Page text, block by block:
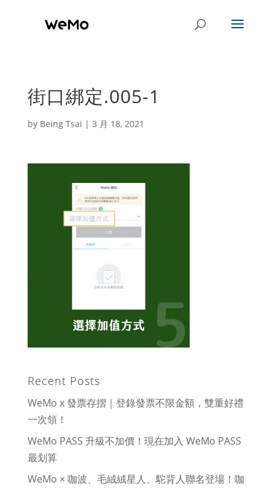
街口綁定.005-1
by Being Tsai | 3 月 18, 2021
Recent Posts
WeMo x 發票存摺｜登錄發票不限金額，雙重好禮
一次領！
WeMo PASS 升級不加價！現在加入 WeMo PASS
最划算
WeMo × 咖波、毛絨絨星人、駝背人聯名登場！咖